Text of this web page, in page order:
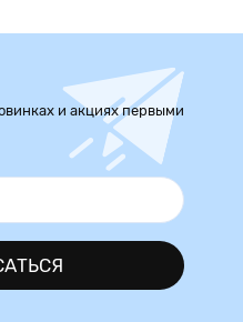
и акциях первыми